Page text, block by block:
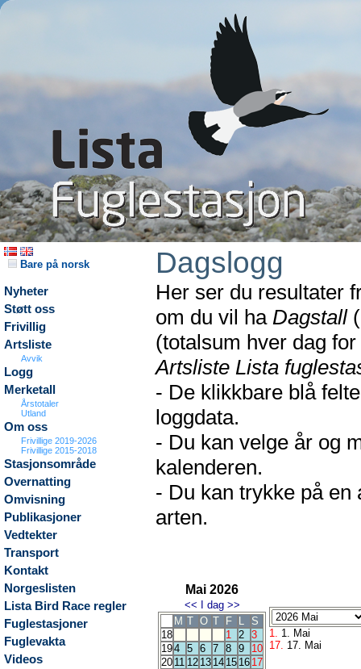
Bare på norsk
Nyheter
Støtt oss
Frivillig
Artsliste
Avvik
Logg
Merketall
Årstotaler
Utland
Om oss
Frivillige 2019-2026
Frivillige 2015-2018
Stasjonsområde
Overnatting
Omvisning
Publikasjoner
Vedtekter
Transport
Kontakt
Norgeslisten
Lista Bird Race regler
Fuglestasjoner
Fuglevakta
Videos
Dagslogg
Her ser du resultater
om du vil ha Dagstall
(totalsum hver dag
Artsliste Lista
- De klikkbare blå
loggdata.
- Du kan velge år og
kalenderen.
- Du kan trykke på en
arten.
Mai 2026
<< I dag >>
M T O T F L
S
18
1 2 3
194 5 6 7 8 9
10
20 11 12 13 14 15 16 17
1. 1. Mai
17. 17. Mai